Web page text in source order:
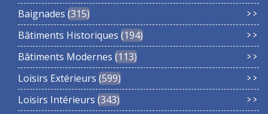
Baignades 315
Bâtiments Historiques 194
Bâtiments Modernes 113
Loisirs Extérieurs 599
Loisirs Intérieurs 343